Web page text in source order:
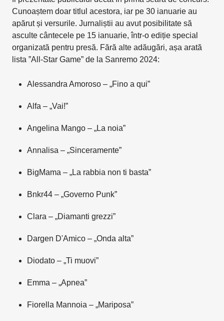
Cunoaștem doar titlul acestora, iar pe 30 ianuarie au
apărut și versurile. Jurnaliștii au avut posibilitate să
asculte cântecele pe 15 ianuarie, într-o ediție special
organizată pentru presă. Fără alte adăugări, așa arată
lista ”All-Star Game” de la Sanremo 2024:
Alessandra Amoroso – „Fino a qui”
Alfa – „Vai!”
Angelina Mango – „La noia”
Annalisa – „Sinceramente”
BigMama – „La rabbia non ti basta”
Bnkr44 – „Governo Punk”
Clara – „Diamanti grezzi”
Dargen D'Amico – „Onda alta”
Diodato – „Ti muovi”
Emma – „Apnea”
Fiorella Mannoia – „Mariposa”